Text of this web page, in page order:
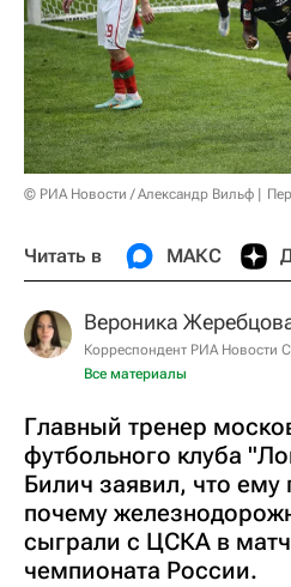
© РИА Новости / Александр Вильф
Читать в МАКС
Вероника
Корреспондент РИА Новости
Все материалы
Главный тренер
футбольного клуба
Билич заявил, что ему
почему
сыграли с ЦСКА в
чемпионата России.